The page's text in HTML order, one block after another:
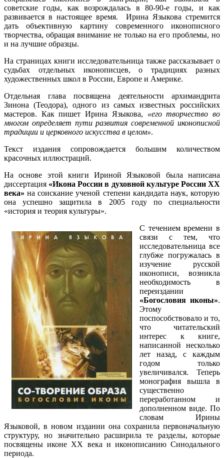
советские годы, как возрождалась в 80-90-е годы, и как
развивается в настоящее время. Ирина Языкова стремится
дать объективную картину современного иконописного
творчества, обращая внимание не только на его проблемы, но
и на лучшие образцы.
На страницах книги исследовательница также рассказывает о
судьбах отдельных иконописцев, о традициях разных
художественных школ в России, Европе и Америке.
Отдельная глава посвящена деятельности архимандрита
Зинона (Теодора), одного из самых известных российских
мастеров. Как пишет Ирина Языкова, «его творчество во
многом определяет пути развития современной иконописной
традиции и церковного искусства в целом».
Текст издания сопровождается большим количеством
красочных иллюстраций.
На основе этой книги Ириной Языковой была написана
диссертация «Икона России в духовной культуре РоссииXX
века» на соискание ученой степени кандидата наук, которую
она успешно защитила в 2005 году по специальности
«история и теория культуры».
С течением времени в
связи с тем, что
исследовательница все
глубже погружалась в
изучение русской
иконописи, возникла
необходимость в
переиздании
«Богословия иконы».
Этому
поспособствовало и то,
что читательский
интерес к книге,
написанной несколько
лет назад, с каждым
годом только
увеличивался. Теперь
монография вышла в
существенно
переработанном и
дополненном виде. По
словам Ирины
Языковой, в новом издании она сохранила первоначальную
структуру, но значительно расширила те разделы, которые
посвящены иконе XX века и иконописанию Синодального
периода.